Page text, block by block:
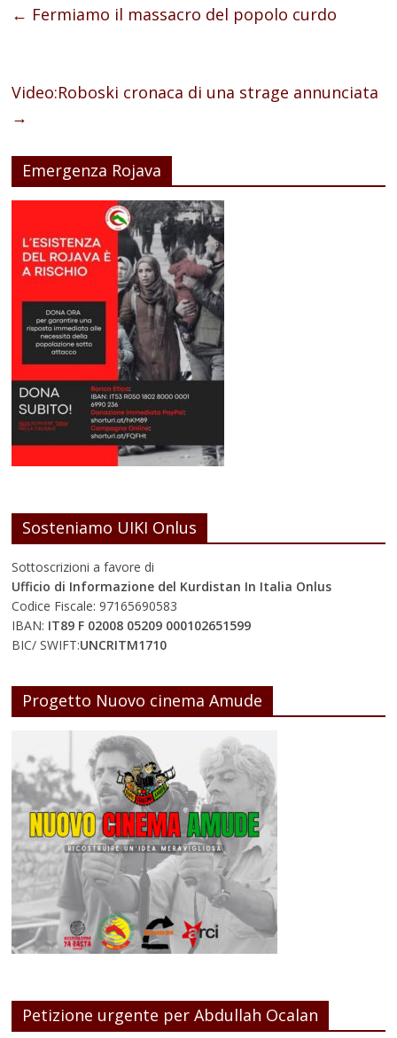
← Fermiamo il massacro del popolo curdo
Video:Roboski cronaca di una strage annunciata
→
Emergenza Rojava
Sosteniamo UIKI Onlus
Sottoscrizioni a favore di
Ufficio di Informazione del Kurdistan In Italia Onlus
Codice Fiscale: 97165690583
IBAN: IT89 F 02008 05209 000102651599
BIC/ SWIFT:UNCRITM1710
Progetto Nuovo cinema Amude
Petizione urgente per Abdullah Ocalan